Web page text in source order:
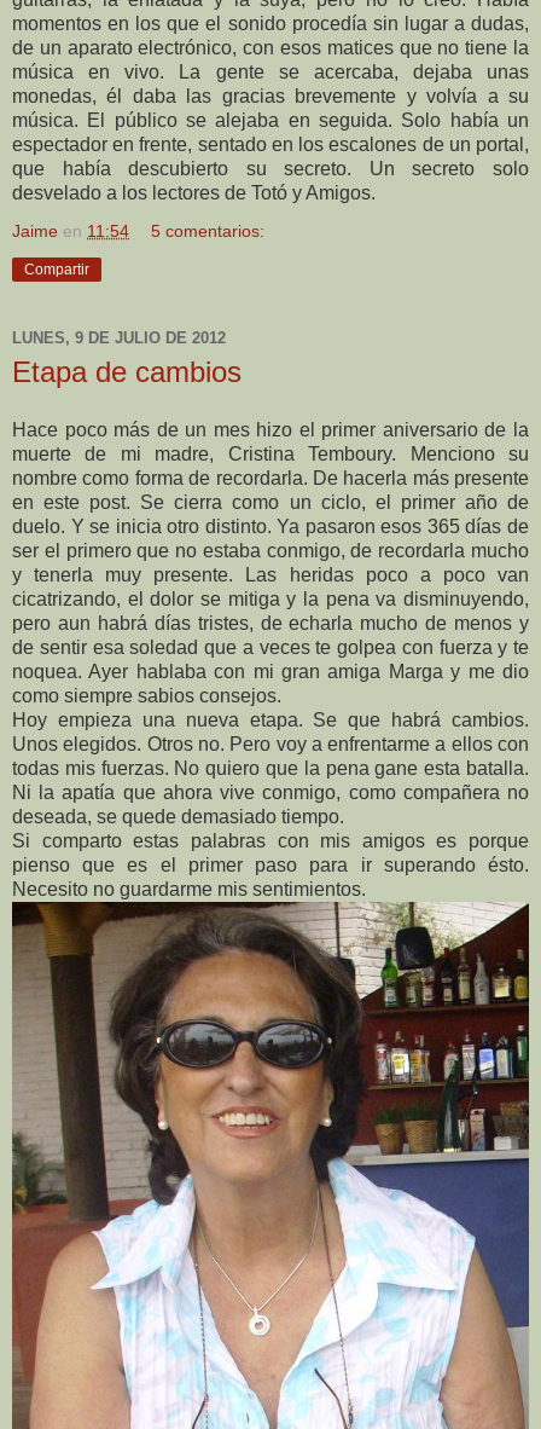
momentos en los que el sonido procedía sin lugar a dudas,
de un aparato electrónico, con esos matices que no tiene la
música en vivo. La gente se acercaba, dejaba unas
monedas, él daba las gracias brevemente y volvía a su
música. El público se alejaba en seguida. Solo había un
espectador en frente, sentado en los escalones de un portal,
que había descubierto su secreto. Un secreto solo
desvelado a los lectores de Totó y Amigos.
Jaime en 11:54 5 comentarios:
Compartir
LUNES, 9 DE JULIO DE 2012
Etapa de cambios
Hace poco más de un mes hizo el primer aniversario de la
muerte de mi madre, Cristina Temboury. Menciono su
nombre como forma de recordarla. De hacerla más presente
en este post. Se cierra como un ciclo, el primer año de
duelo. Y se inicia otro distinto. Ya pasaron esos 365 días de
ser el primero que no estaba conmigo, de recordarla mucho
y tenerla muy presente. Las heridas poco a poco van
cicatrizando, el dolor se mitiga y la pena va disminuyendo,
pero aun habrá días tristes, de echarla mucho de menos y
de sentir esa soledad que a veces te golpea con fuerza y te
noquea. Ayer hablaba con mi gran amiga Marga y me dio
como siempre sabios consejos.
Hoy empieza una nueva etapa. Se que habrá cambios.
Unos elegidos. Otros no. Pero voy a enfrentarme a ellos con
todas mis fuerzas. No quiero que la pena gane esta batalla.
Ni la apatía que ahora vive conmigo, como compañera no
deseada, se quede demasiado tiempo.
Si comparto estas palabras con mis amigos es porque
pienso que es el primer paso para ir superando ésto.
Necesito no guardarme mis sentimientos.